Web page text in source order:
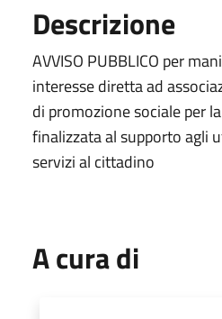
Descrizione
AVVISO PUBBLICO per
interesse diretta ad
di promozione sociale per
finalizzata al supporto agli
servizi al cittadino
A cura di